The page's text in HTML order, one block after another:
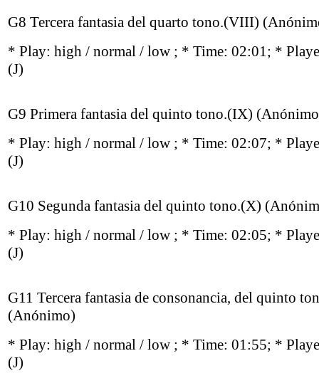
G8 Tercera fantasia del quarto tono.(VIII)
* Play: high / normal / low ; * Time: 02:01; *
(J)
G9 Primera fantasia del quinto tono.(IX)
* Play: high / normal / low ; * Time: 02:07; *
(J)
G10 Segunda fantasia del quinto tono.(X)
* Play: high / normal / low ; * Time: 02:05; *
(J)
G11 Tercera fantasia de consonancia, del quinto
(Anónimo)
* Play: high / normal / low ; * Time: 01:55; *
(J)